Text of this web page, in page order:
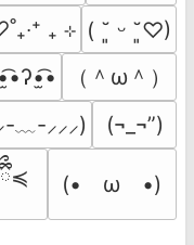
₊ ⊹ ( ˘͈ ᵕ ˘͈♡)
（＾ω＾）
﹏-⸝⸝⸝) (¬_¬”)
ྀིྀ≼ (•　ω　•)